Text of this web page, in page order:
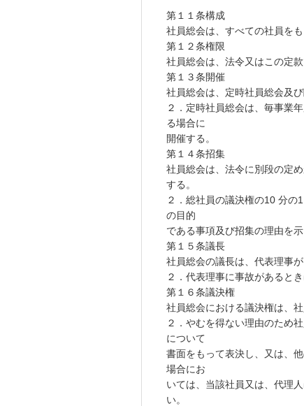
第１１条構成
社員総会は、すべての社員をも
第１２条権限
社員総会は、法令又はこの定
第１３条開催
社員総会は、定時社員総会及び
２．定時社員総会は、毎事業
る場合に
開催する。
第１４条招集
社員総会は、法令に別段の定
する。
２．総社員の議決権の10 分の
の目的
である事項及び招集の理由を
第１５条議長
社員総会の議長は、代表理事が
２．代表理事に事故があると
第１６条議決権
社員総会における議決権は、
２．やむを得ない理由のため
について
書面をもって表決し、又は、
場合にお
いては、当該社員又は、代理
い。